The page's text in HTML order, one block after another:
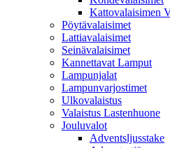
Kattovalaisimen
Pöytävalaisimet
Lattiavalaisimet
Seinävalaisimet
Kannettavat Lamput
Lampunjalat
Lampunvarjostimet
Ulkovalaistus
Valaistus Lastenhuone
Jouluvalot
Adventsljusstake